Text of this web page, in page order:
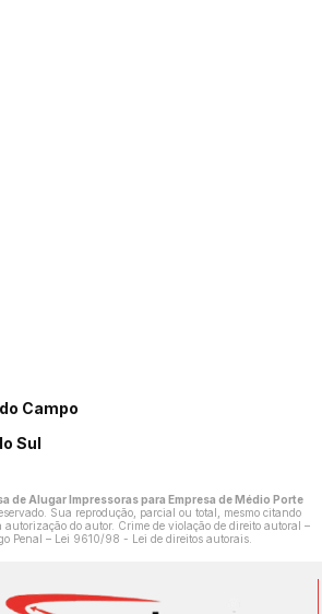
Campo
Sul
de Alugar Impressoras para Empresa de Médio Porte
Sua reprodução, parcial ou total, mesmo citando
autorização do autor. Crime de violação de direito autoral –
Penal –
Lei 9610/98 - Lei de direitos autorais